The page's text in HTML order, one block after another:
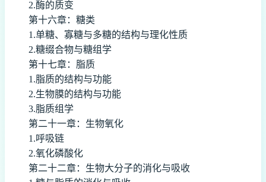
2.酶的质变
第十六章：糖类
1.单糖、寡糖与多糖的结构与理化性质
2.糖缀合物与糖组学
第十七章：脂质
1.脂质的结构与功能
2.生物膜的结构与功能
3.脂质组学
第二十一章：生物氧化
1.呼吸链
2.氧化磷酸化
第二十二章：生物大分子的消化与吸收